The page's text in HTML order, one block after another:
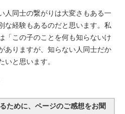
同士の繋がりは大変さもある一
な経験もあるのだと思います。私
「この子のことを何も知らないけ
ありますが、知らない人同士だか
いと思います。
ために、ページのご感想をお聞